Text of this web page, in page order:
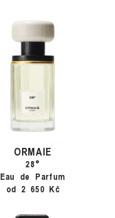
ORMAIE
28°
Eau de Parfum
od 2 650 Kč